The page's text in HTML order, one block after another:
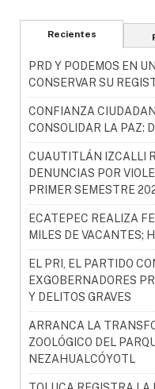
Recientes
PRD Y PODEMOS EN
CONSERVAR SU
CONFIANZA
CONSOLIDAR LA PAZ:
CUAUTITLÁN IZCALLI
DENUNCIAS POR
PRIMER SEMESTRE
ECATEPEC REALIZA
MILES DE VACANTES;
EL PRI, EL PARTIDO
EXGOBERNADORES
Y DELITOS GRAVES
ARRANCA LA
ZOOLÓGICO DEL
NEZAHUALCÓYOTL